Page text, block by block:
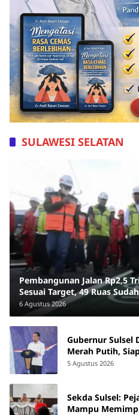
SULAWESI SELATAN
Pembangunan Jalan Rp2,5
Sesuai Target, 49 Ruas
6 Agustus 2026
Gubernur Sulsel
Merah Putih,
Pemerintah Pusat
5 Agustus 2026
Sekda Sulsel:
Mampu